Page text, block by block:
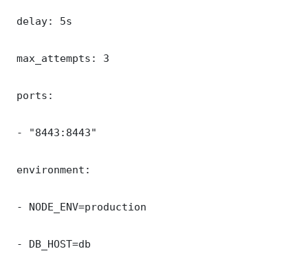
delay: 5s
max_attempts: 3
ports:
- "8443:8443"
environment:
- NODE_ENV=production
- DB_HOST=db